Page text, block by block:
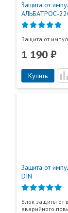
Защита от
АЛЬБАТРОС-
Защита от
1 190 ₽
Купить
Защита от
DIN
Блок защиты от
аварийного